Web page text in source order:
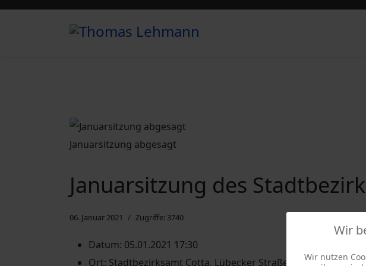
Januarsitzung abgesagt
Januarsitzung des
06. Januar 2021 Zugriffe: 3740
Datum: 05.01.2021 17:30
Ort: Stadtbezirksamt Cotta, Lübecker Straße 121, 01157
Wir
Wir nutzen